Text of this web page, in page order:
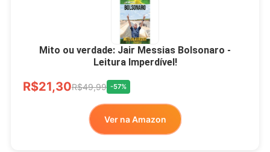
Mito ou verdade: Jair Messias Bolsonaro -
Leitura Imperdível!
R$21,30R$49,99 -57%
Ver na Amazon